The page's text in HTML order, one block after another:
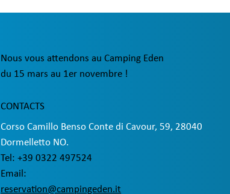
Nous vous attendons au Camping Eden
du 15 mars au 1er novembre !
CONTACTS
Corso Camillo Benso Conte di Cavour, 59, 28040
Dormelletto NO.
Tel: +39 0322 497524
Email:
reservation@campingeden.it